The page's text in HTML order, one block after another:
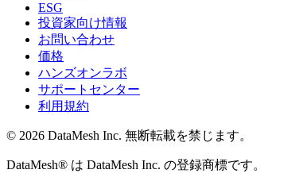
ESG
投資家向け情報
お問い合わせ
価格
ハンズオンラボ
サポートセンター
利用規約
© 2026 DataMesh Inc. 無断転載を禁じます。
DataMesh® は DataMesh Inc. の登録商標です。